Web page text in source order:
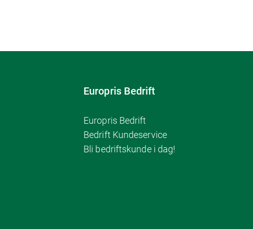
Europris Bedrift
Europris Bedrift
Bedrift Kundeservice
Bli bedriftskunde i dag!